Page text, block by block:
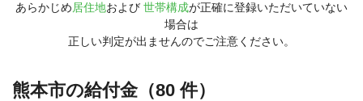
あらかじめ居住地および 世帯構成が正確に登録いただいていない
場合は
正しい判定が出ませんのでご注意ください。
熊本市の給付金（80 件）